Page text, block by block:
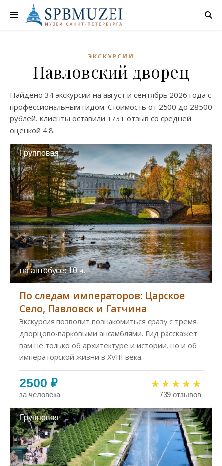
ЭКСКУРСИИ
Павловский дворец
Найдено 34 экскурсии на август и сентябрь 2026 года с
профессиональным гидом. Стоимость от 2500 до 28500
рублей. Клиенты оставили 1731 отзыв со средней
оценкой 4.8.
Групповая
на автобусе: 10 ч.
По следам императоров: Царское
Село, Павловск и Гатчина
Экскурсия позволит познакомиться сразу с тремя
дворцово-парковыми ансамблями. Гид расскажет
вам не только об архитектуре и истории, но и об
императорской жизни в XVIII века.
2500 ₽
за человека 739 отзывов
Групповая